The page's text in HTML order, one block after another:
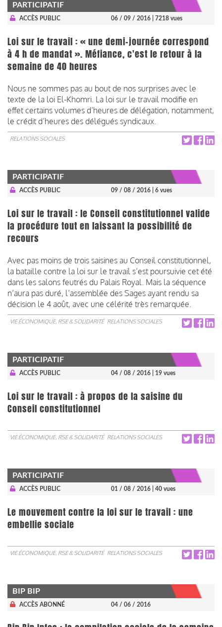
PARTICIPATIF
ACCÈS PUBLIC 06 / 09 / 2016 | 7218 vues
Loi sur le travail : « une demi-journée correspond
à 4 h de mandat ». Méfiance, c'est le retour à la
semaine de 40 heures
Nous ne sommes pas au bout de nos surprises avec le
texte de la loi El-Khomri. La loi sur le travail modifie en
effet certains volumes d’heures de délégation, notamment,
le crédit d’heures des délégués syndicaux.
RELATIONS SOCIALES
PARTICIPATIF
ACCÈS PUBLIC 09 / 08 / 2016 | 6 vues
Loi sur le travail : le Conseil constitutionnel valide
la procédure tout en laissant la possibilité de
recours
Avec pas moins de trois saisines au Conseil constitutionnel,
la bataille contre la loi sur le travail s’est poursuivie cet été
dans les salons feutrés du Palais Royal. Mais la séquence
n’aura pas duré, l’assemblée des Sages ayant rendu sa
décision le 4 août, avec une célérité très remarquée.
VIE ÉCONOMIQUE, RSE & SOLIDARITÉ RELATIONS SOCIALES
PARTICIPATIF
ACCÈS PUBLIC 04 / 08 / 2016 | 19 vues
Loi sur le travail : à propos de la saisine du
Conseil constitutionnel
VIE ÉCONOMIQUE, RSE & SOLIDARITÉ RELATIONS SOCIALES
PARTICIPATIF
ACCÈS PUBLIC 01 / 08 / 2016 | 40 vues
Le mouvement contre la loi sur le travail : une
embellie sociale
VIE ÉCONOMIQUE, RSE & SOLIDARITÉ RELATIONS SOCIALES
BIP BIP
ACCÈS ABONNÉ 04 / 06 / 2016